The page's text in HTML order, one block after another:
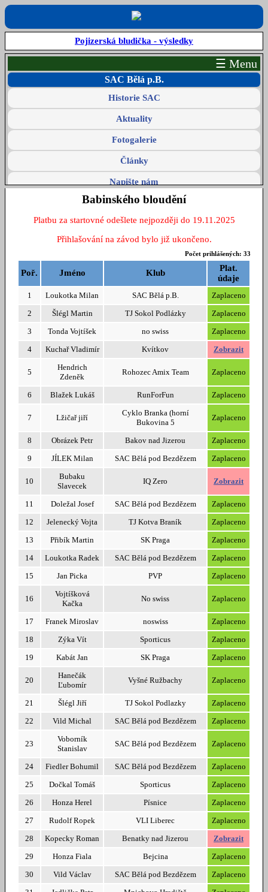
Pojizerská bludička - výsledky
☰ Menu
SAC Bělá p.B.
Historie SAC
Aktuality
Fotogalerie
Články
Napište nám
Pohár SAC
Pravidla poháru SAC
Rozpis a propozice
Grog cup
Rozpis a propozice
Výsledky závodů
Závody SAC
Březinský Bahňák
✖ Menu
Babinského bloudění
Platbu za startovné odešlete nejpozději do 19.11.2025
Přihlašování na závod bylo již ukončeno.
Počet prihlášených: 33
Poř. Jméno Klub
Plat.
údaje
1 Loukotka Milan SAC Bělá p.B.
Zaplaceno
2
Šlégl Martin TJ Sokol Podlázky
Zaplaceno
3
Tonda Vojtíšek no swiss
Zaplaceno
4
Kuchař Vladimír Kvítkov Zobrazit
5
Hendrich
Zdeněk
Rohozec Amix Team Zaplaceno
6 Blažek Lukáš RunForFun Zaplaceno
7 Lžičař jiří
Cyklo Branka (horní
Bukovina 5
Zaplaceno
8 Obrázek Petr Bakov nad Jizerou
Zaplaceno
9
JÍLEK Milan SAC Bělá pod Bezdězem Zaplaceno
10
Bubaku
Slavecek
IQ Zero Zobrazit
11 Doležal Josef SAC Bělá pod Bezdězem
Zaplaceno
12
Jelenecký Vojta TJ Kotva Braník
Zaplaceno
13
Přibík Martin SK Praga
Zaplaceno
14
Loukotka Radek SAC Bělá pod Bezdězem
Zaplaceno
15
Jan Picka PVP Zaplaceno
16
Vojtíšková
Kačka
No swiss Zaplaceno
17 Franek Miroslav noswiss
Zaplaceno
18
Zýka Vít Sporticus
Zaplaceno
19
Kabát Jan SK Praga Zaplaceno
20
Hanečák
Ľubomír
Vyšné Ružbachy Zaplaceno
21 Šlégl Jiří TJ Sokol Podlazky
Zaplaceno
22
Vild Michal SAC Bělá pod Bezdězem Zaplaceno
23
Voborník
Stanislav
SAC Bělá pod Bezdězem Zaplaceno
24 Fiedler Bohumil SAC Bělá pod Bezdězem
Zaplaceno
25
Dočkal Tomáš Sporticus
Zaplaceno
26
Honza Herel Písnice
Zaplaceno
27
Rudolf Ropek VLI Liberec
Zaplaceno
28
Kopecky Roman Benatky nad Jizerou
Zobrazit
29
Honza Fiala Bejcina
Zaplaceno
30
Vild Václav SAC Bělá pod Bezdězem
Zaplaceno